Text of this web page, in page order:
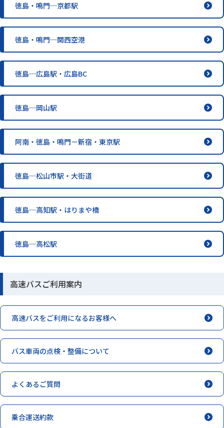
徳島・鳴門─京都駅
徳島・鳴門─関西空港
徳島─広島駅・広島BC
徳島─岡山駅
阿南・徳島・鳴門－新宿・東京駅
徳島─松山市駅・大街道
徳島─高知駅・はりまや橋
徳島─高松駅
高速バスご利用案内
高速バスをご利用になるお客様へ
バス車両の点検・整備について
よくあるご質問
乗合運送約款